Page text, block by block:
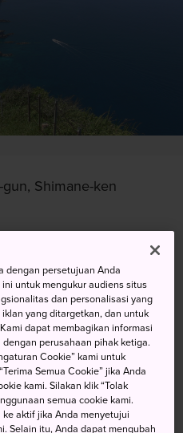
Shimane-ken
dan
Sepanjang
Pantai yang
dengan persetujuan Anda
untuk mengukur audiens situs
dan personalisasi yang
yang ditargetkan, dan untuk
dapat membagikan informasi
perusahaan pihak ketiga.
Cookie” kami untuk
Semua Cookie” jika Anda
kami. Silakan klik “Tolak
semua cookie kami.
aktif jika Anda menyetujui
Selain itu, Anda dapat mengubah